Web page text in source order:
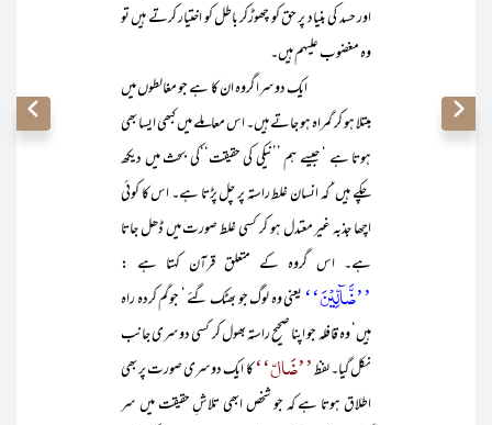
اور حسد کی بنیاد پر حق کو چھوڑکر باطل کو اختیار کرتے ہیں تو
وہ مغضوب علیہم ہیں۔
ایک دوسرا گروہ ان کا ہے جو مغالطوں میں
مبتلا ہو کر گمراہ ہو جاتے ہیں۔ اس معاملے میں کبھی ایسا بھی
ہوتا ہے ‘ جیسے ہم ’’نیکی کی حقیقت‘‘کی بحث میں دیکھ
چکے ہیں‘ کہ انسان غلط راستہ پر چل پڑتا ہے۔ اس کا کوئی
اچھا جذبہ غیر معتدل ہو کر کسی غلط صورت میں ڈھل جاتا
ہے۔ اس گروہ کے متعلق قرآن کہتا ہے :
’’ضَّآلِّیۡنَ‘‘یعنی وہ لوگ جو بھٹک گئے ‘ جوگم کردہ راہ
ہیں‘ وہ قافلہ جو اپنا صحیح راستہ بھول کر کسی دوسری جانب
نکل گیا۔ لفظ’’ضَالّ‘‘کا ایک دوسری صورت پر بھی
اطلاق ہوتا ہے کہ جو شخص ابھی تلاشِ حقیقت میں سر